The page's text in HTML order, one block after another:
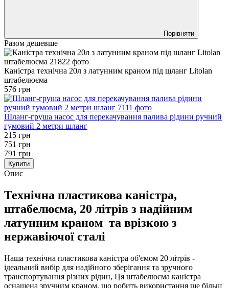
Порівняти
Разом дешевше
Каністра технічна 20л з латунним краном під шланг Litolan
штабелюєма
576 грн
Шланг-груша насос для перекачування палива рідини ручний
гумовий 2 метри шланг
215 грн
751 грн
791 грн
Купити
Опис
Технічна пластикова каністра,
штабелюєма, 20 літрів з надійним
латунним краном та врізкою з
нержавіючої сталі
Наша технічна пластикова каністра об'ємом 20 літрів -
ідеальний вибір для надійного зберігання та зручного
транспортування різних рідин, Ця штабелюєма каністра
оснащена зручним краном, що робить використання ще більш